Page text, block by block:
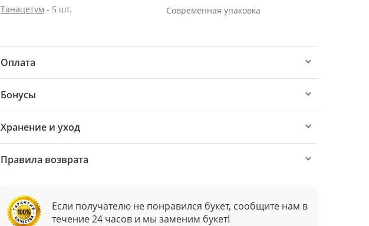
Танацетум - 5 шт.
Современная упаковка
Оплата
Бонусы
Хранение и уход
Правила возврата
Если получателю не понравился букет, сообщите нам в
течение 24 часов и мы заменим букет!